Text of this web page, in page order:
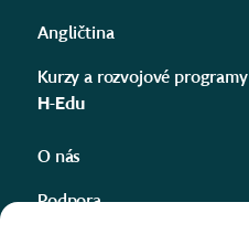
Angličtina
Kurzy a rozvojové programy
H-Edu
O nás
Podpora